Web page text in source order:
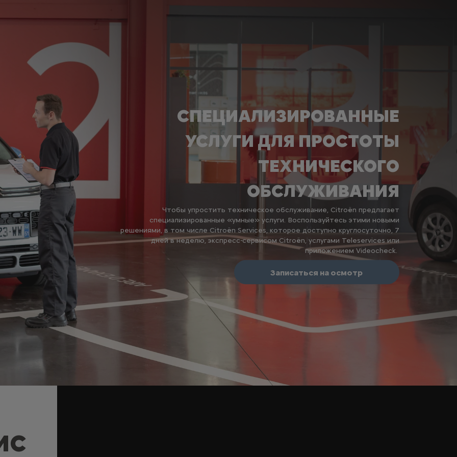
СПЕЦИАЛИЗИРОВАННЫЕ
УСЛУГИ ДЛЯ ПРОСТОТЫ
ТЕХНИЧЕСКОГО
ОБСЛУЖИВАНИЯ
Чтобы упростить техническое обслуживание, Citroën предлагает
специализированные «умные» услуги. Воспользуйтесь этими новыми
решениями, в том числе Citroën Services, которое доступно круглосуточно, 7
дней в неделю, экспресс-сервисом Citroën, услугами Teleservices или
приложением Videocheck.
Записаться на осмотр